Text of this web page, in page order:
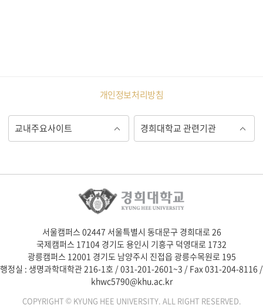
개인정보처리방침
서울캠퍼스 02447 서울특별시 동대문구 경희대로 26
국제캠퍼스 17104 경기도 용인시 기흥구 덕영대로 1732
광릉캠퍼스 12001 경기도 남양주시 진접읍 광릉수목원로 195
행정실 : 생명과학대학관 216-1호 / 031-201-2601~3 / Fax 031-204-8116 /
khwc5790@khu.ac.kr
COPYRIGHT © KYUNG HEE UNIVERSITY. ALL RIGHT RESERVED.